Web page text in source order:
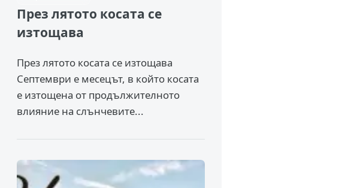
През лятото косата се
изтощава
През лятото косата се изтощава
Септември е месецът, в който косата
е изтощена от продължителното
влияние на слънчевите...